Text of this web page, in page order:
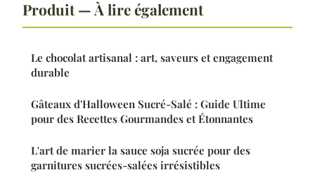
Produit — À lire également
Le chocolat artisanal : art, saveurs et engagement
durable
Gâteaux d'Halloween Sucré-Salé : Guide Ultime
pour des Recettes Gourmandes et Étonnantes
L'art de marier la sauce soja sucrée pour des
garnitures sucrées-salées irrésistibles